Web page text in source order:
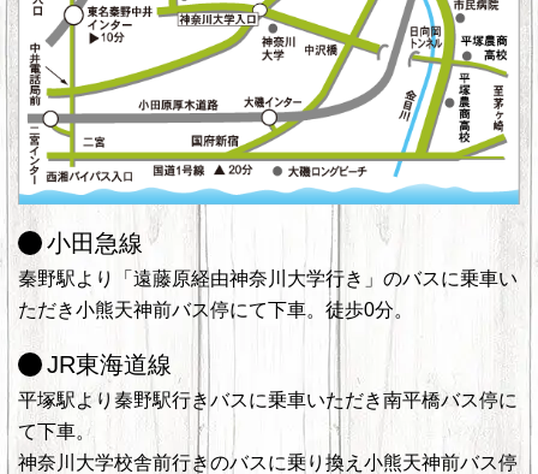
小田急線
秦野駅より「遠藤原経由神奈川大学行き」のバスに乗車い
ただき小熊天神前バス停にて下車。徒歩0分。
JR東海道線
平塚駅より秦野駅行きバスに乗車いただき南平橋バス停に
て下車。
神奈川大学校舎前行きのバスに乗り換え小熊天神前バス停